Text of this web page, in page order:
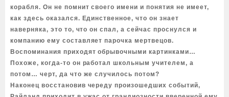
корабля. Он не помнит своего имени и понятия не имеет,
как здесь оказался. Единственное, что он знает
наверняка, это то, что он спал, а сейчас проснулся и
компанию ему составляет парочка мертвецов.
Воспоминания приходят обрывочными картинками…
Похоже, когда-то он работал школьным учителем, а
потом… черт, да что же случилось потом?
Наконец восстановив череду произошедших событий,